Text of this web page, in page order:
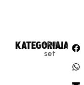
KATEGORIA:
Uuti
set
JAA: